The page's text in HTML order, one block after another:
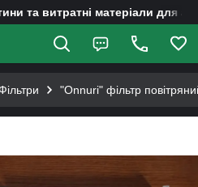
та витратні матеріали для
"Onnuri" фільтр